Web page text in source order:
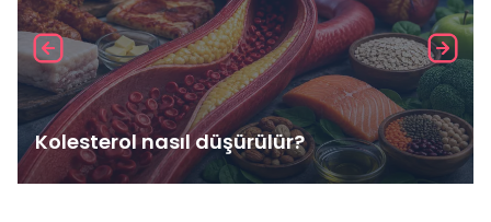
Kolesterol nasıl düşürülür?